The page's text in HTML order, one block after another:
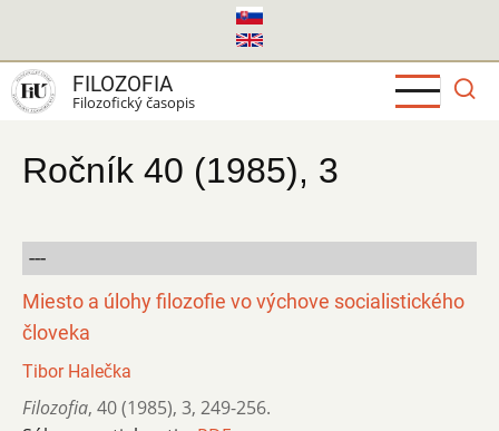
hlavný
obsah
FILOZOFIA
Filozofický časopis
Ročník 40 (1985), 3
---
Miesto a úlohy filozofie vo výchove socialistického
človeka
Tibor Halečka
Filozofia, 40 (1985), 3, 249-256.